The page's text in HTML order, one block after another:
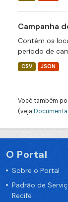
Campanha
Contém os
período de
CSV JSON
Você também
(veja
O Portal
Sobre o Portal
Padrão de
Recife